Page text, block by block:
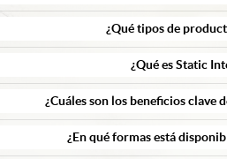
¿Qué tipos de
¿Qué es Static
¿Cuáles son los beneficios clave
¿En qué formas está